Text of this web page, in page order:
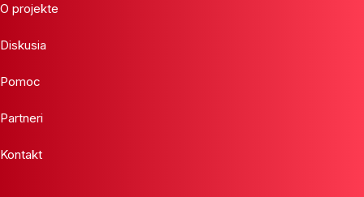
O projekte
Diskusia
Pomoc
Partneri
Kontakt